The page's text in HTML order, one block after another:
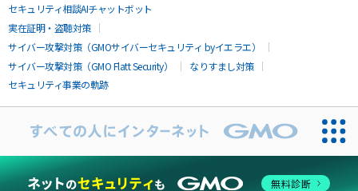
セキュリティ相談AIチャットボット
実在証明・盗聴対策
サイバー攻撃対策（GMOサイバーセキュリティ byイエラエ）
サイバー攻撃対策（GMO Flatt Security）
なりすまし対策
セキュリティ事業の軌跡
お問い合わせ
無料診断